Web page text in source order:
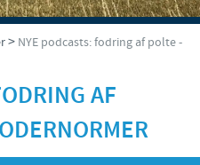
> NYE podcasts: fodring af polte -
AF